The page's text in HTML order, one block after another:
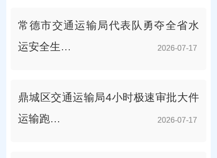
2026-07-17
常德市交通运输局代表队勇夺全省水
运安全生…
2026-07-17
2026-07-17
鼎城区交通运输局4小时极速审批大件
运输跑…
2026-07-17